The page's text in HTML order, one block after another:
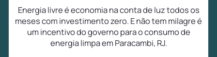
Energia livre é economia na conta de luz todos os
meses com investimento zero. E não tem milagre é
um incentivo do governo para o consumo de
energia limpa em Paracambi, RJ.